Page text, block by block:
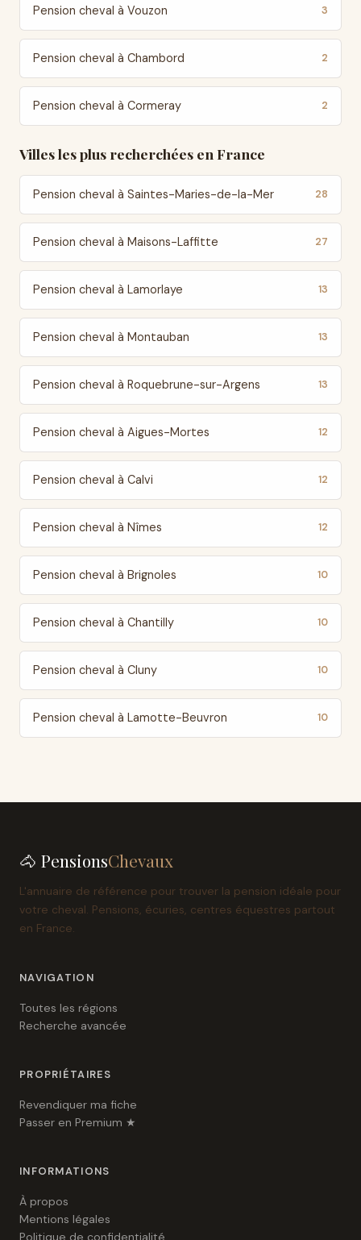
Pension cheval à Vouzon 3
Pension cheval à Chambord 2
Pension cheval à Cormeray 2
Villes les plus recherchées en France
Pension cheval à Saintes-Maries-de-la-Mer 28
Pension cheval à Maisons-Laffitte 27
Pension cheval à Lamorlaye 13
Pension cheval à Montauban 13
Pension cheval à Roquebrune-sur-Argens 13
Pension cheval à Aigues-Mortes 12
Pension cheval à Calvi 12
Pension cheval à Nîmes 12
Pension cheval à Brignoles 10
Pension cheval à Chantilly 10
Pension cheval à Cluny 10
Pension cheval à Lamotte-Beuvron 10
🐴 PensionsChevaux
L'annuaire de référence pour trouver la pension idéale pour
votre cheval. Pensions, écuries, centres équestres partout
en France.
NAVIGATION
Toutes les régions
Recherche avancée
PROPRIÉTAIRES
Revendiquer ma fiche
Passer en Premium ★
INFORMATIONS
À propos
Mentions légales
Politique de confidentialité